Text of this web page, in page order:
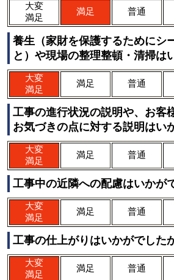
大変
満足
満足 普通
養生（家財を保護するためにシ
と）や現場の整理整頓・清掃は
大変
満足
満足 普通
工事の進行状況の説明や、お客
お気づきの点に対する説明はい
大変
満足
満足 普通
工事中の近隣への配慮はいかが
大変
満足
満足 普通
工事の仕上がりはいかがでした
大変
満足
満足 普通